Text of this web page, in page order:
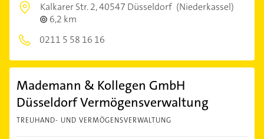
Kalkarer Str. 2,40547 Düsseldorf (Niederkassel)
6,2 km
0211 5 58 16 16
Mademann & Kollegen GmbH
Düsseldorf Vermögensverwaltung
TREUHAND- UND VERMÖGENSVERWALTUNG